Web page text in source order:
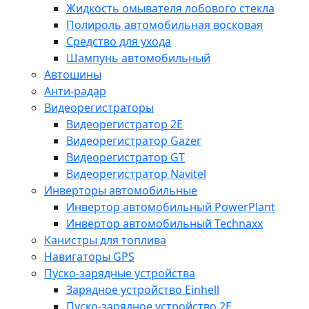
Жидкость омывателя лобового стекла
Полироль автомобильная восковая
Средство для ухода
Шампунь автомобильный
Автошины
Анти-радар
Видеорегистраторы
Видеорегистратор 2E
Видеорегистратор Gazer
Видеорегистратор GT
Видеорегистратор Navitel
Инверторы автомобильные
Инвертор автомобильный PowerPlant
Инвертор автомобильный Technaxx
Канистры для топлива
Навигаторы GPS
Пуско-зарядные устройства
Зарядное устройство Einhell